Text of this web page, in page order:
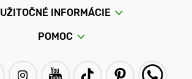
UŽITOČNÉ INFORMÁCIE
POMOC